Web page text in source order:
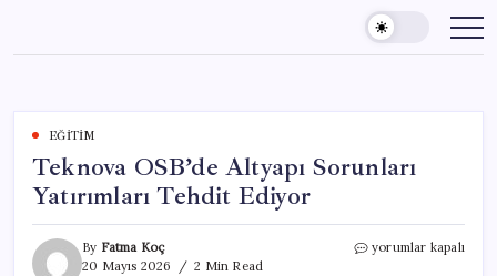
content
EĞITIM
Teknova OSB’de Altyapı Sorunları
Yatırımları Tehdit Ediyor
By Fatma Koç
20 Mayıs 2026
2 Min Read
Teknova
yorumlar kapalı